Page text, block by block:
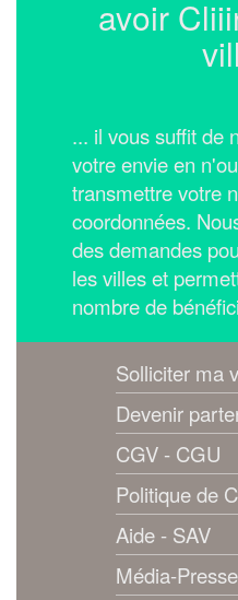
avoir
... il vous suffit de
votre envie en
transmettre votre
coordonnées.
des demandes
les villes et
nombre de
Solliciter ma
Devenir
CGV - CGU
Politique de
Aide - SAV
Média-Presse